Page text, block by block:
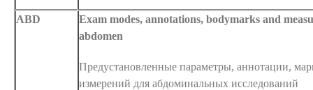
ABD
Exam modes, annotations, bodymarks and
abdomen
Предустановленные параметры, аннотации,
измерений для абдоминальных исследований